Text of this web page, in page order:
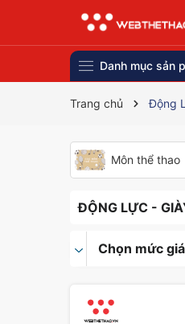
Danh mục sản
Trang chủ Động
Môn thể thao
ĐỘNG LỰC -
Chọn mức giá